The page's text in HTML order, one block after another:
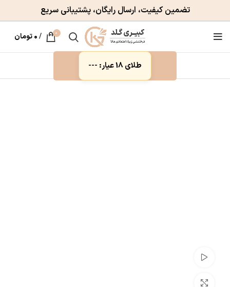
تضمین کیفیت، ارسال رایگان، پشتیبانی سریع
0
/۰تومان
طلای 18 عیار: ---